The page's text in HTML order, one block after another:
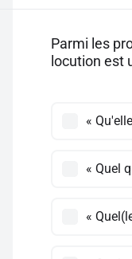
Parmi les
locution est
«
« Quel
«